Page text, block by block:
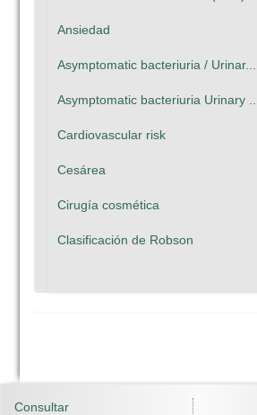
Ansiedad
Asymptomatic bacteriuria / Urinar...
Asymptomatic bacteriuria Urinary ...
Cardiovascular risk
Cesárea
Cirugía cosmética
Clasificación de Robson
Consultar